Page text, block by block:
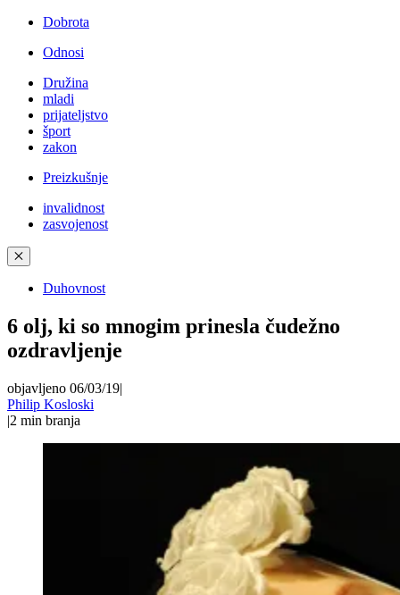
Dobrota
Odnosi
Družina
mladi
prijateljstvo
šport
zakon
Preizkušnje
invalidnost
zasvojenost
✕
Duhovnost
6 olj, ki so mnogim prinesla čudežno
ozdravljenje
objavljeno 06/03/19|
Philip Kosloski
|2 min branja